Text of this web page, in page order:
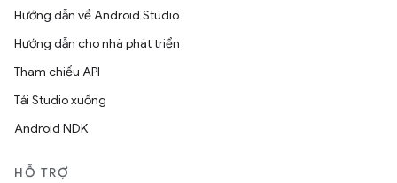
Hướng dẫn về Android Studio
Hướng dẫn cho nhà phát triển
Tham chiếu API
Tải Studio xuống
Android NDK
HỖ TRỢ